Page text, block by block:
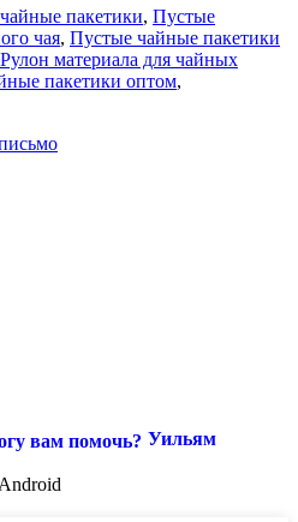
пакетики, Пустые
чая, Пустые чайные пакетики
Рулон материала для чайных
пакетики оптом,
Уильям
Android